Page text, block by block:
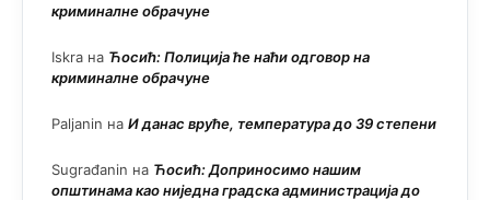
криминалне обрачуне
Iskra на Ћосић: Полиција ће наћи одговор на
криминалне обрачуне
Paljanin на И данас вруће, температура до 39 степени
Sugrađanin на Ћосић: Доприносимо нашим
општинама као ниједна градска администрација до